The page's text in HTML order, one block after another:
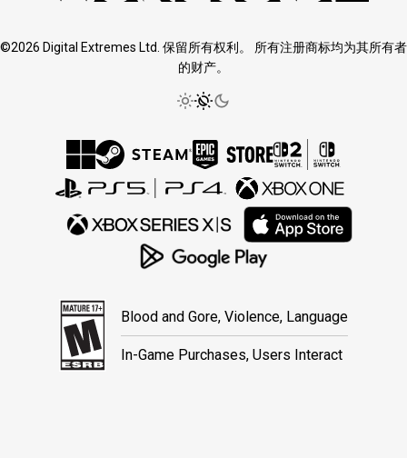
©2026 Digital Extremes Ltd. 保留所有权利。 所有注册商标均为其所有者
的财产。
Blood and Gore, Violence, Language
In-Game Purchases, Users Interact